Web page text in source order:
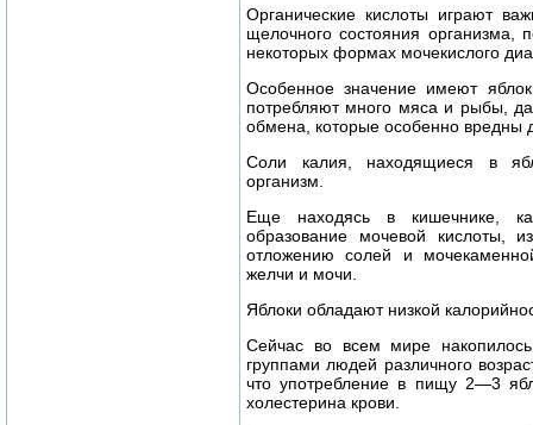
Органические кислоты играют
щелочного состояния организма,
некоторых формах мочекислого
Особенное значение имеют
потребляют много мяса и рыбы,
обмена, которые особенно вредны
Соли калия, находящиеся в
организм.
Еще находясь в кишечнике,
образование мочевой кислоты,
отложению солей и
желчи и мочи.
Яблоки обладают низкой
Сейчас во всем мире
группами людей различного
что употребление в пищу 2—3
холестерина крови.